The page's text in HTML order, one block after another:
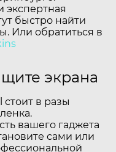
экспертная
быстро найти
Или обратиться в
экрана
в разы
вашего гаджета
сами или